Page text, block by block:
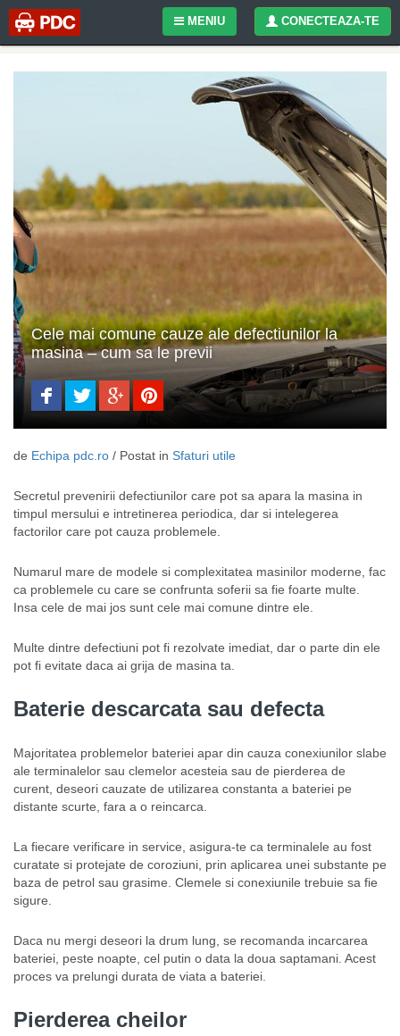
CONECTEAZA-TE
MENIU
Cele mai comune cauze ale defectiunilor la
masina – cum sa le previi
de Echipa pdc.ro / Postat in Sfaturi utile
Secretul prevenirii defectiunilor care pot sa apara la masina in
timpul mersului e intretinerea periodica, dar si intelegerea
factorilor care pot cauza problemele.
Numarul mare de modele si complexitatea masinilor moderne, fac
ca problemele cu care se confrunta soferii sa fie foarte multe.
Insa cele de mai jos sunt cele mai comune dintre ele.
Multe dintre defectiuni pot fi rezolvate imediat, dar o parte din ele
pot fi evitate daca ai grija de masina ta.
Baterie descarcata sau defecta
Majoritatea problemelor bateriei apar din cauza conexiunilor slabe
ale terminalelor sau clemelor acesteia sau de pierderea de
curent, deseori cauzate de utilizarea constanta a bateriei pe
distante scurte, fara a o reincarca.
La fiecare verificare in service, asigura-te ca terminalele au fost
curatate si protejate de coroziuni, prin aplicarea unei substante pe
baza de petrol sau grasime. Clemele si conexiunile trebuie sa fie
sigure.
Daca nu mergi deseori la drum lung, se recomanda incarcarea
bateriei, peste noapte, cel putin o data la doua saptamani. Acest
proces va prelungi durata de viata a bateriei.
Pierderea cheilor